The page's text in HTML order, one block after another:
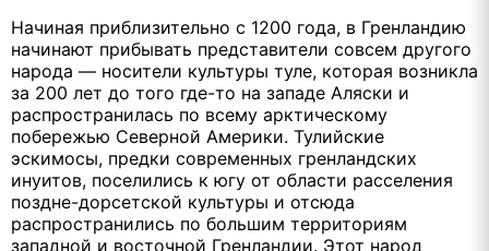
Начиная приблизительно с 1200 года, в Гренландию
начинают прибывать представители совсем другого
народа — носители культуры туле, которая возникла
за 200 лет до того где-то на западе Аляски и
распространилась по всему арктическому
побережью Северной Америки. Тулийские
эскимосы, предки современных гренландских
инуитов, поселились к югу от области расселения
поздне-дорсетской культуры и отсюда
распространились по большим территориям
западной и восточной Гренландии. Этот народ